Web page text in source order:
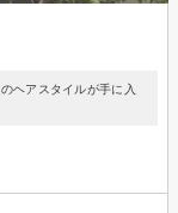
ヘアスタイルが手に入